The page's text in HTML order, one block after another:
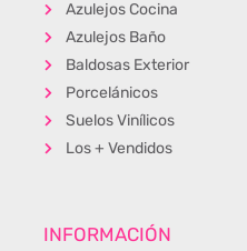
Azulejos Cocina
Azulejos Baño
Baldosas Exterior
Porcelánicos
Suelos Vinílicos
Los + Vendidos
INFORMACIÓN